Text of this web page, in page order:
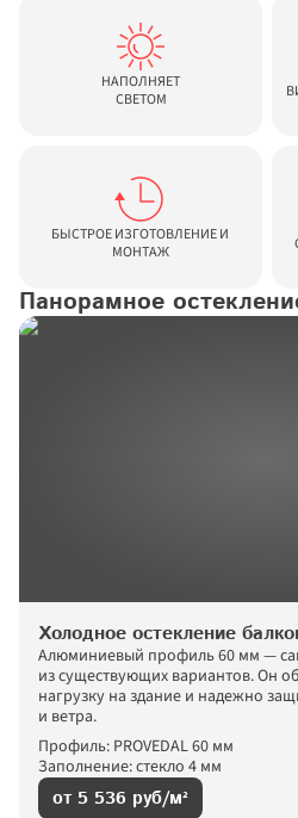
НАПОЛНЯЕТ
СВЕТОМ
БЫСТРОЕ ИЗГОТОВЛЕНИЕ И
МОНТАЖ
Панорамное
Холодное остекление
Алюминиевый профиль 60 мм —
из существующих вариантов. Он
нагрузку на здание и надежно
и ветра.
Профиль: PROVEDAL 60 мм
Заполнение: стекло 4 мм
от 5 536 руб/м²